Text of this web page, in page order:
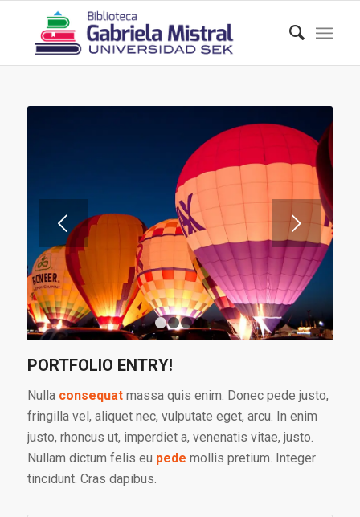
Posterior
1 2 3 4
PORTFOLIO ENTRY!
Nulla consequatmassa quis enim. Donec pede justo,
fringilla vel, aliquet nec, vulputate eget, arcu. In enim
justo, rhoncus ut, imperdiet a, venenatis vitae, justo.
Nullam dictum felis eu pede mollis pretium. Integer
tincidunt. Cras dapibus.